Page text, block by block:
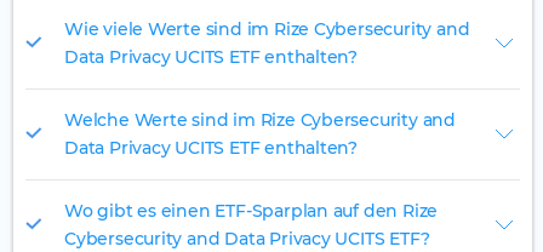
Wie viele Werte sind im Rize Cybersecurity and
Data Privacy UCITS ETF enthalten?
Welche Werte sind im Rize Cybersecurity and
Data Privacy UCITS ETF enthalten?
Wo gibt es einen ETF-Sparplan auf den Rize
Cybersecurity and Data Privacy UCITS ETF?